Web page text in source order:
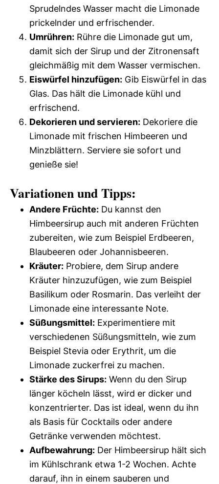
Sprudelndes Wasser macht die Limonade
prickelnder und erfrischender.
Umrühren: Rühre die Limonade gut um,
damit sich der Sirup und der Zitronensaft
gleichmäßig mit dem Wasser vermischen.
Eiswürfel hinzufügen: Gib Eiswürfel in das
Glas. Das hält die Limonade kühl und
erfrischend.
Dekorieren und servieren: Dekoriere die
Limonade mit frischen Himbeeren und
Minzblättern. Serviere sie sofort und
genieße sie!
Variationen und Tipps:
Andere Früchte: Du kannst den
Himbeersirup auch mit anderen Früchten
zubereiten, wie zum Beispiel Erdbeeren,
Blaubeeren oder Johannisbeeren.
Kräuter: Probiere, dem Sirup andere
Kräuter hinzuzufügen, wie zum Beispiel
Basilikum oder Rosmarin. Das verleiht der
Limonade eine interessante Note.
Süßungsmittel: Experimentiere mit
verschiedenen Süßungsmitteln, wie zum
Beispiel Stevia oder Erythrit, um die
Limonade zuckerfrei zu machen.
Stärke des Sirups: Wenn du den Sirup
länger köcheln lässt, wird er dicker und
konzentrierter. Das ist ideal, wenn du ihn
als Basis für Cocktails oder andere
Getränke verwenden möchtest.
Aufbewahrung: Der Himbeersirup hält sich
im Kühlschrank etwa 1-2 Wochen. Achte
darauf, ihn in einem sauberen und